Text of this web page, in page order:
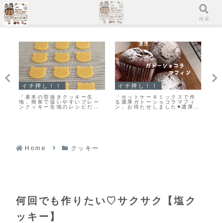
イチ押し！！
「基本の型抜きクッキー生
地」簡単で扱いやすいプレー
ンクッキー生地のレシピだ
よ！
イチ押し！！
「ホットケーキミックスで作
る濃厚ガトーショコラマフィ
ン」お待たせしました♥濃厚ガ
Home クッキー
何回でも作りたい♡サクサク【塩ク
ッキー】
メニュー 検索